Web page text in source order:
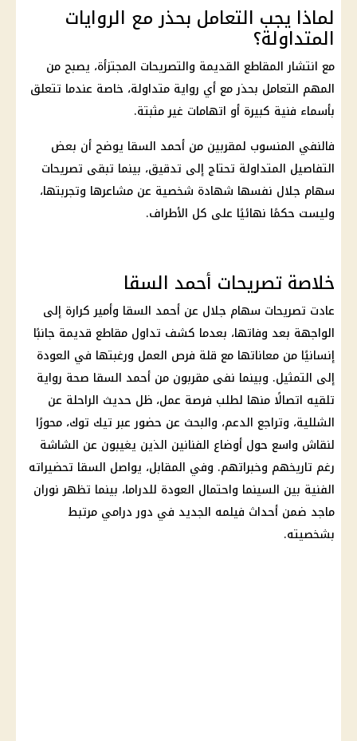
لماذا يجب التعامل بحذر مع الروايات
المتداولة؟
مع انتشار المقاطع القديمة والتصريحات المجتزأة، يصبح من
المهم التعامل بحذر مع أي رواية متداولة، خاصة عندما تتعلق
بأسماء فنية كبيرة أو اتهامات غير مثبتة.
فالنفي المنسوب لمقربين من أحمد السقا يوضح أن بعض
التفاصيل المتداولة تحتاج إلى تدقيق، بينما تبقى تصريحات
سهام جلال نفسها شهادة شخصية عن مشاعرها وتجربتها،
وليست حكمًا نهائيًا على كل الأطراف.
خلاصة تصريحات أحمد السقا
عادت تصريحات سهام جلال عن أحمد السقا وأمير كرارة إلى
الواجهة بعد وفاتها، بعدما كشف تداول مقاطع قديمة جانبًا
إنسانيًا من معاناتها مع قلة فرص العمل ورغبتها في العودة
إلى التمثيل. وبينما نفى مقربون من أحمد السقا صحة رواية
تلقيه اتصالًا منها لطلب فرصة عمل، ظل حديث الراحلة عن
الشللية، وتراجع الدعم، والبحث عن حضور عبرتيك توك، محورًا
لنقاش واسع حول أوضاع الفنانين الذين يغيبون عن الشاشة
رغم تاريخهم وخبراتهم. وفي المقابل، يواصل السقا تحضيراته
الفنية بين السينما واحتمال العودة للدراما، بينما تظهر نوران
ماجد ضمن أحداث فيلمه الجديد في دور درامي مرتبط
بشخصيته.